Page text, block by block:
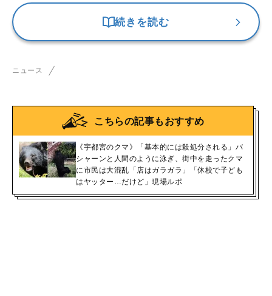
続きを読む
ニュース
こちらの記事もおすすめ
《宇都宮のクマ》「基本的には殺処分される」バ
シャーンと人間のように泳ぎ、街中を走ったクマ
に市民は大混乱「店はガラガラ」「休校で子ども
はヤッター…だけど」現場ルポ